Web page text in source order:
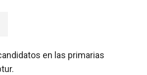
en las primarias